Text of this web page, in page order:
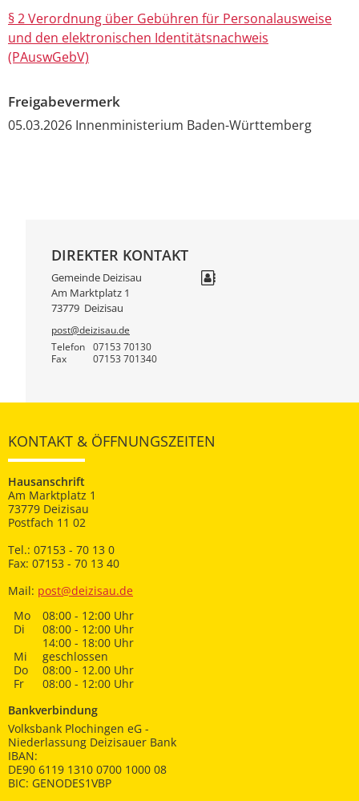
§ 2 Verordnung über Gebühren für Personalausweise
und den elektronischen Identitätsnachweis
(PAuswGebV)
Freigabevermerk
05.03.2026 Innenministerium Baden-Württemberg
DIREKTER KONTAKT
Gemeinde Deizisau
Am Marktplatz 1
73779 Deizisau
post@deizisau.de
Telefon
07153 70130
Fax 07153 701340
KONTAKT & ÖFFNUNGSZEITEN
Hausanschrift
Am Marktplatz 1
73779 Deizisau
Postfach 11 02
Tel.: 07153 - 70 13 0
Fax: 07153 - 70 13 40
Mail: post@deizisau.de
Mo
08:00 - 12:00 Uhr
Di
08:00 - 12:00 Uhr
14:00 - 18:00 Uhr
Mi
geschlossen
Do
08:00 - 12.00 Uhr
Fr
08:00 - 12:00 Uhr
Bankverbindung
Volksbank Plochingen eG -
Niederlassung Deizisauer Bank
IBAN:
DE90 6119 1310 0700 1000 08
BIC: GENODES1VBP